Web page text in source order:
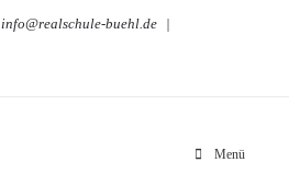
info@realschule-buehl.de |
Menü